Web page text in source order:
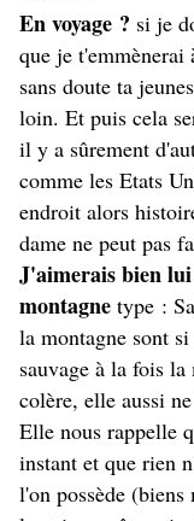
En voyage ? si je
que je t'emmènerai
sans doute ta
loin. Et puis cela
il y a sûrement
comme les Etats
endroit alors
dame ne peut pas
J'aimerais bien
montagne type :
la montagne sont
sauvage à la fois
colère, elle aussi
Elle nous rappelle
instant et que rien
l'on possède